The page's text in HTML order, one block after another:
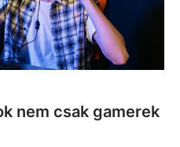
nem csak gamerek